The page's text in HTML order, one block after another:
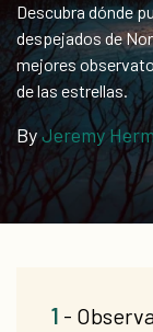
Descubra dónde
despejados de
mejores
de las estrellas.
ByJeremy
1 -